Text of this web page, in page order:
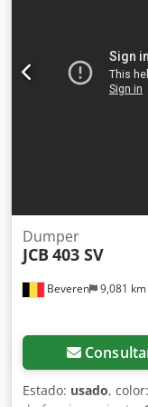
por encargo del
y recogida.
Beveren 9,081 km
Dumper
JCB 403 SV
Estado: usado, color: